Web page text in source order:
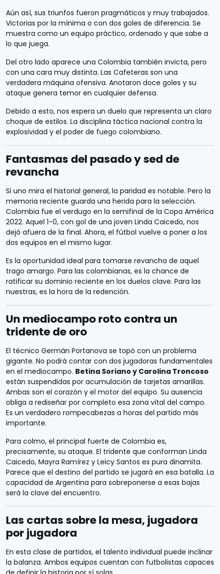
Aún así, sus triunfos fueron pragmáticos y muy trabajados.
Victorias por la mínima o con dos goles de diferencia. Se
muestra como un equipo práctico, ordenado y que sabe a
lo que juega.
Del otro lado aparece una Colombia también invicta, pero
con una cara muy distinta. Las Cafeteras son una
verdadera máquina ofensiva. Anotaron doce goles y su
ataque genera temor en cualquier defensa.
Debido a esto, nos espera un duelo que representa un claro
choque de estilos. La disciplina táctica nacional contra la
explosividad y el poder de fuego colombiano.
Fantasmas del pasado y sed de
revancha
Si uno mira el historial general, la paridad es notable. Pero la
memoria reciente guarda una herida para la selección.
Colombia fue el verdugo en la semifinal de la Copa América
2022. Aquel 1-0, con gol de una joven Linda Caicedo, nos
dejó afuera de la final. Ahora, el fútbol vuelve a poner a los
dos equipos en el mismo lugar.
Es la oportunidad ideal para tomarse revancha de aquel
trago amargo. Para las colombianas, es la chance de
ratificar su dominio reciente en los duelos clave. Para las
nuestras, es la hora de la redención.
Un mediocampo roto contra un
tridente de oro
El técnico Germán Portanova se topó con un problema
gigante. No podrá contar con dos jugadoras fundamentales
en el mediocampo. Betina Soriano y Carolina Troncoso
están suspendidas por acumulación de tarjetas amarillas.
Ambas son el corazón y el motor del equipo. Su ausencia
obliga a rediseñar por completo esa zona vital del campo.
Es un verdadero rompecabezas a horas del partido más
importante.
Para colmo, el principal fuerte de Colombia es,
precisamente, su ataque. El tridente que conforman Linda
Caicedo, Mayra Ramírez y Leicy Santos es pura dinamita.
Parece que el destino del partido se jugará en esa batalla. La
capacidad de Argentina para sobreponerse a esas bajas
será la clave del encuentro.
Las cartas sobre la mesa, jugadora
por jugadora
En esta clase de partidos, el talento individual puede inclinar
la balanza. Ambos equipos cuentan con futbolistas capaces